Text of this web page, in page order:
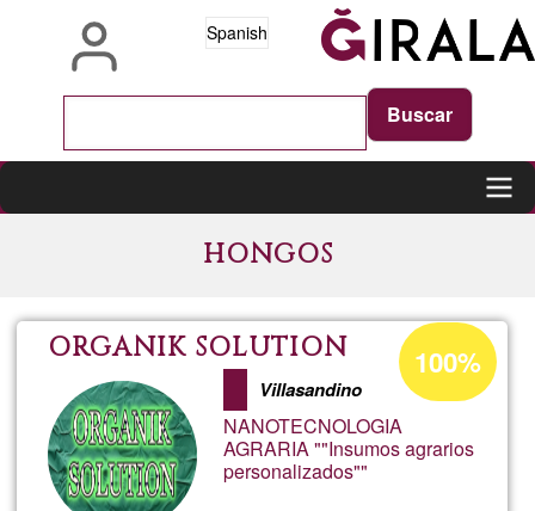
Spanish
HONGOS
ORGANIK SOLUTION
Villasandino
NANOTECNOLOGIA
AGRARIA ""Insumos agrarios
personalizados""
Porcentaje
de
aceptación
de
100%